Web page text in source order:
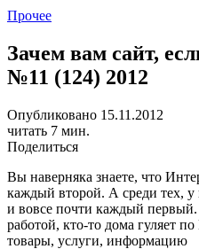
Прочее
Зачем вам сайт,
№11 (124) 2012
Опубликовано 15.11.2012
читать 7 мин.
Поделиться
Вы наверняка знаете, что
каждый второй. А среди тех, у
и вовсе почти каждый первый.
работой, кто-то дома гуляет
товары, услуги, информацию